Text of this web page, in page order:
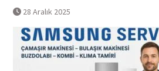
28 Aralık 2025